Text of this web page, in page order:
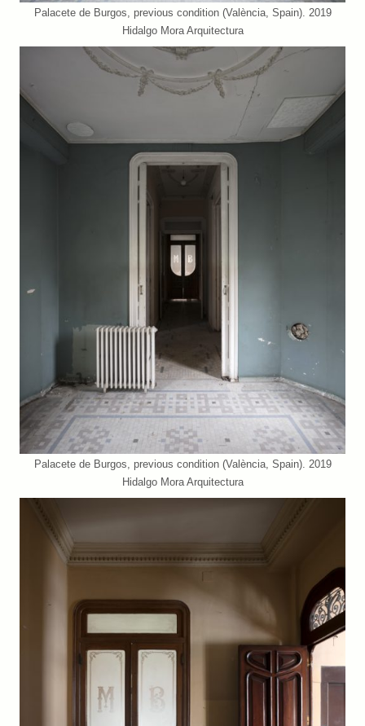
Palacete de Burgos, previous condition (València, Spain). 2019
Hidalgo Mora Arquitectura
Palacete de Burgos, previous condition (València, Spain). 2019
Hidalgo Mora Arquitectura